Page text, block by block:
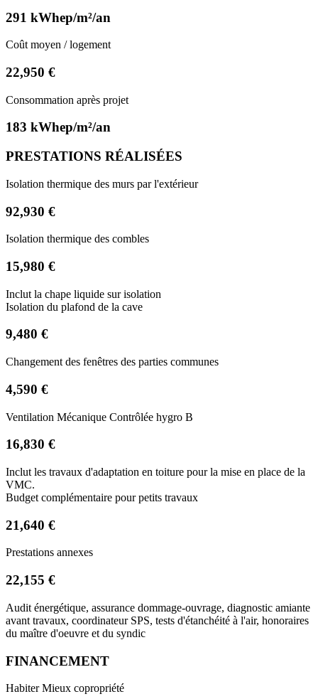
291 kWhep/m²/an
Coût moyen / logement
22,950 €
Consommation après projet
183 kWhep/m²/an
PRESTATIONS RÉALISÉES
Isolation thermique des murs par l'extérieur
92,930 €
Isolation thermique des combles
15,980 €
Inclut la chape liquide sur isolation
Isolation du plafond de la cave
9,480 €
Changement des fenêtres des parties communes
4,590 €
Ventilation Mécanique Contrôlée hygro B
16,830 €
Inclut les travaux d'adaptation en toiture pour la mise en place de la
VMC.
Budget complémentaire pour petits travaux
21,640 €
Prestations annexes
22,155 €
Audit énergétique, assurance dommage-ouvrage, diagnostic amiante
avant travaux, coordinateur SPS, tests d'étanchéité à l'air, honoraires
du maître d'oeuvre et du syndic
FINANCEMENT
Habiter Mieux copropriété